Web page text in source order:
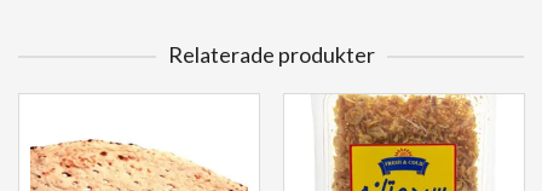
Relaterade produkter